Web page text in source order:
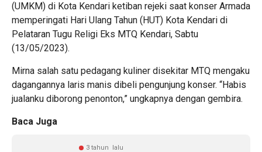
(UMKM) di Kota Kendari ketiban rejeki saat konser Armada
memperingati Hari Ulang Tahun (HUT) Kota Kendari di
Pelataran Tugu Religi Eks MTQ Kendari, Sabtu
(13/05/2023).
Mirna salah satu pedagang kuliner disekitar MTQ mengaku
dagangannya laris manis dibeli pengunjung konser. “Habis
jualanku diborong penonton,” ungkapnya dengan gembira.
Baca Juga
3 tahun lalu